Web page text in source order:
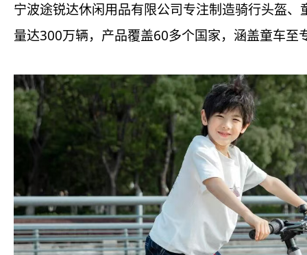
宁波途锐达休闲用品有限公司专注制造骑行头盔
量达300万辆，产品覆盖60多个国家，涵盖童车至